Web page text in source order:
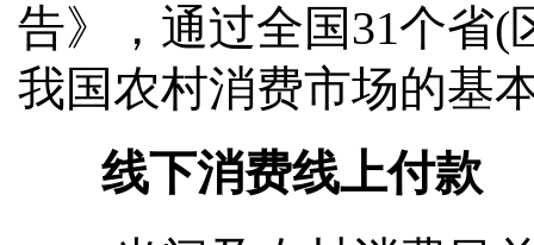
告》，通过全国31个省(
我国农村消费市场的基
线下消费线上付款